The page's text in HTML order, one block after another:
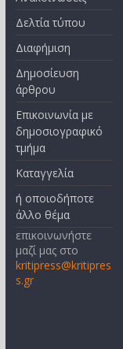
Δελτία τύπου
Διαφήμιση
Δημοσίευση
άρθρου
Επικοινωνία με
δημοσιογραφικό
τμήμα
Καταγγελία
ή οποιοδήποτε
άλλο θέμα
επικοινωνήστε
μαζί μας στο
kritipress@kritipres
s.gr